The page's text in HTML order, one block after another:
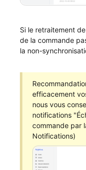
Si le retraitement
de la commande
la non-
efficacement
nous vous
notifications
commande par
Notifications)